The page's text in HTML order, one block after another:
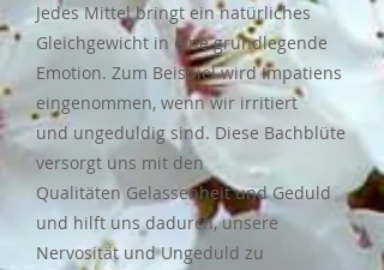
Jedes Mittel bringt ein natürliches
Gleichgewicht in eine grundlegende
Emotion. Zum Beispiel wird Impatiens
eingenommen, wenn wir irritiert
und ungeduldig sind. Diese Bachblüte
versorgt uns mit den
Qualitäten Gelassenheit und Geduld
und hilft uns dadurch, unsere
Nervosität undUngeduld zu